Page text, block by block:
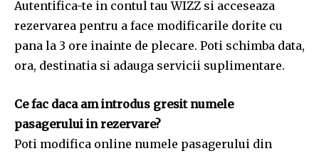
Autentifica-te in contul tau WIZZ si acceseaza
rezervarea pentru a face modificarile dorite cu
pana la 3 ore inainte de plecare. Poti schimba data,
ora, destinatia si adauga servicii suplimentare.
Ce fac daca am introdus gresit numele
pasagerului in rezervare?
Poti modifica online numele pasagerului din